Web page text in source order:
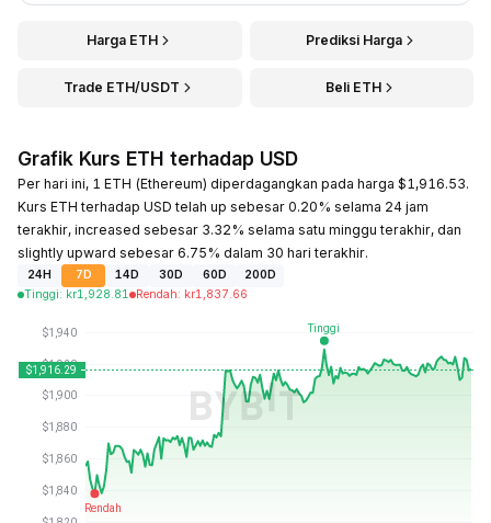
Harga ETH Prediksi Harga
Trade ETH/USDT Beli ETH
Grafik Kurs ETH terhadap USD
Per hari ini, 1 ETH (Ethereum) diperdagangkan pada harga $1,916.53.
Kurs ETH terhadap USD telah up sebesar 0.20% selama 24 jam
terakhir, increased sebesar 3.32% selama satu minggu terakhir, dan
slightly upward sebesar 6.75% dalam 30 hari terakhir.
24H 7D 14D 30D 60D
200D
Tinggi: kr1,928.81 Rendah: kr1,837.66
Terakhir Diperbarui: 2026-08-10, 05:13 GMT+0